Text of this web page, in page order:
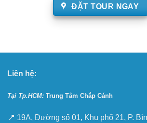
ĐẶT TOUR NGAY
Liên hệ:
Tại Tp.HCM: Trung Tâm Chắp Cánh
📍 19A, Đường số 01, Khu phố 21, P.